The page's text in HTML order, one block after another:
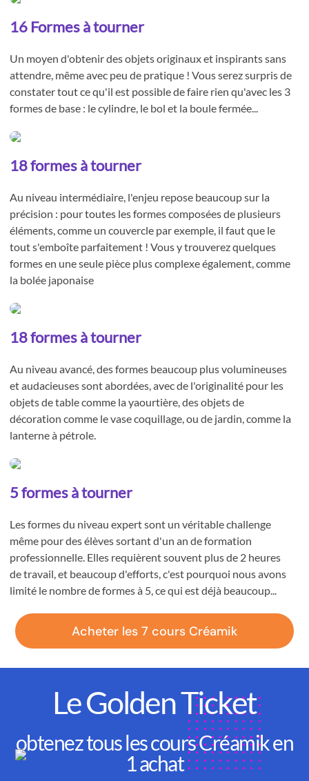
16 Formes à tourner
Un moyen d'obtenir des objets originaux et inspirants sans
attendre, même avec peu de pratique ! Vous serez surpris de
constater tout ce qu'il est possible de faire rien qu'avec les 3
formes de base : le cylindre, le bol et la boule fermée...
18 formes à tourner
Au niveau intermédiaire, l'enjeu repose beaucoup sur la
précision : pour toutes les formes composées de plusieurs
éléments, comme un couvercle par exemple, il faut que le
tout s'emboîte parfaitement ! Vous y trouverez quelques
formes en une seule pièce plus complexe également, comme
la bolée japonaise
18 formes à tourner
Au niveau avancé, des formes beaucoup plus volumineuses
et audacieuses sont abordées, avec de l'originalité pour les
objets de table comme la yaourtière, des objets de
décoration comme le vase coquillage, ou de jardin, comme la
lanterne à pétrole.
5 formes à tourner
Les formes du niveau expert sont un véritable challenge
même pour des élèves sortant d'un an de formation
professionnelle. Elles requièrent souvent plus de 2 heures
de travail, et beaucoup d'efforts, c'est pourquoi nous avons
limité le nombre de formes à 5, ce qui est déjà beaucoup...
Acheter les 7 cours Créamik
Le Golden Ticket
obtenez tous les cours Créamik en
1 achat